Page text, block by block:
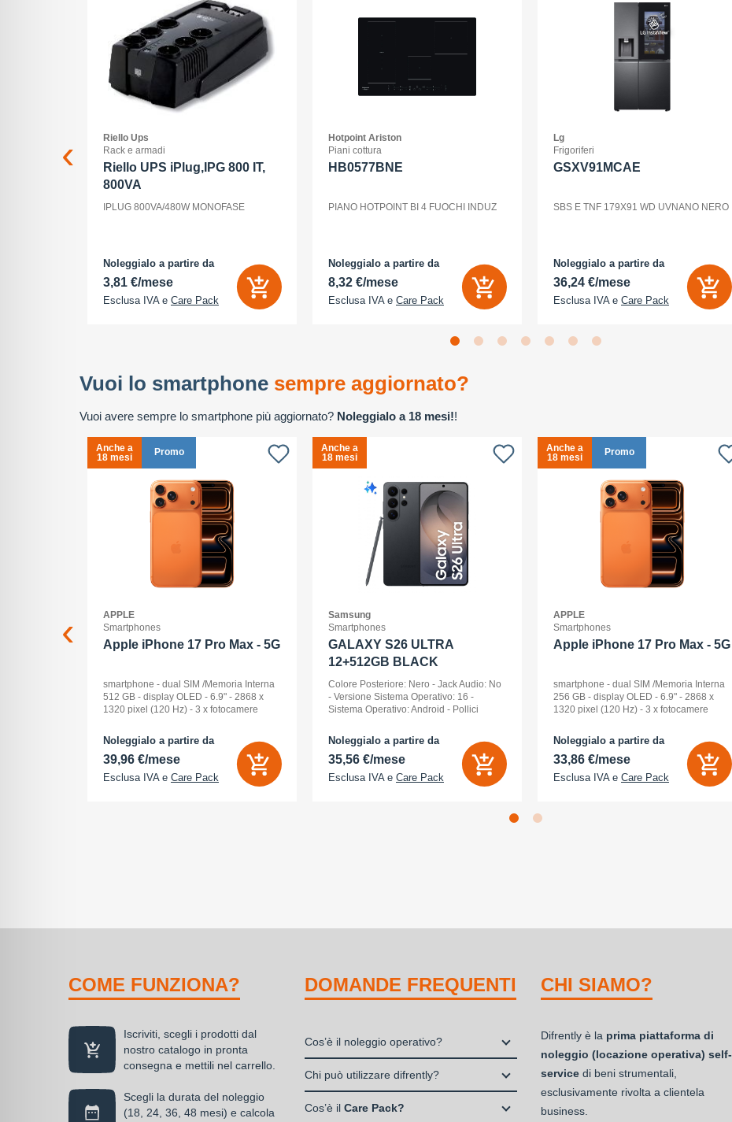
Riello Ups
Rack e armadi
Riello UPS iPlug,IPG 800 IT,
800VA
IPLUG 800VA/480W MONOFASE
Noleggialo a partire da
3,81 €/mese
Esclusa IVA e Care Pack
Hotpoint Ariston
Piani cottura
HB0577BNE
PIANO HOTPOINT BI 4 FUOCHI INDUZ
Noleggialo a partire da
8,32 €/mese
Esclusa IVA e Care Pack
Lg
Frigoriferi
GSXV91MCAE
SBS E TNF 179X91 WD UVNANO NERO
Noleggialo a partire da
36,24 €/mese
Esclusa IVA e Care Pack
Vuoi lo smartphone sempre aggiornato?
Vuoi avere sempre lo smartphone più aggiornato? Noleggialo a 18 mesi!!
Anche a
18 mesi
Promo
APPLE
Smartphones
Apple iPhone 17 Pro Max - 5G
smartphone - dual SIM /Memoria Interna
512 GB - display OLED - 6.9" - 2868 x
1320 pixel (120 Hz) - 3 x fotocamere
camera 18 Megapixel - arancione
cosmico
Noleggialo a partire da
39,96 €/mese
Esclusa IVA e Care Pack
Anche a
18 mesi
Samsung
Smartphones
GALAXY S26 ULTRA
12+512GB BLACK
Colore Posteriore: Nero - Jack Audio: No
- Versione Sistema Operativo: 16 -
Sistema Operativo: Android - Pollici
AMOLED 2x - Memoria Interna (ROM):
512 GB - Espandibile fino a: 0 GB - Dual
Noleggialo a partire da
35,56 €/mese
Esclusa IVA e Care Pack
Anche a
18 mesi
Promo
APPLE
Smartphones
Apple iPhone 17 Pro Max - 5G
smartphone - dual SIM /Memoria Interna
256 GB - display OLED - 6.9" - 2868 x
1320 pixel (120 Hz) - 3 x fotocamere
camera 18 Megapixel - arancione
cosmico
Noleggialo a partire da
33,86 €/mese
Esclusa IVA e Care Pack
COME FUNZIONA?
Iscriviti, scegli i prodotti dal
nostro catalogo in pronta
consegna e mettili nel carrello.
Scegli la durata del noleggio
(18, 24, 36, 48 mesi) e calcola
DOMANDE FREQUENTI
Cos’è il noleggio operativo?
Il noleggio, o locazione operativa, è una
disponibilità di un bene strumentale utile
Chi può utilizzare difrently?
Liberi Professionisti e Studi Associati
Cos’è il Care Pack?
CHI SIAMO?
Difrently è la prima piattaforma di
noleggio (locazione operativa) self-
service di beni strumentali,
esclusivamente rivolta a clientela
business.